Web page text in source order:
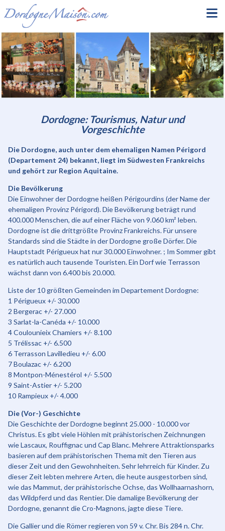
Dordogne: Tourismus, Natur und
Vorgeschichte
Die Dordogne, auch unter dem ehemaligen Namen Périgord
(Departement 24) bekannt, liegt im Südwesten Frankreichs
und gehört zur Region Aquitaine.
Die Bevölkerung
Die Einwohner der Dordogne heißen Périgourdins (der Name der
ehemaligen Provinz Périgord). Die Bevölkerung beträgt rund
400.000 Menschen, die auf einer Fläche von 9.060 km² leben.
Dordogne ist die drittgrößte Provinz Frankreichs. Für unsere
Standards sind die Städte in der Dordogne große Dörfer. Die
Hauptstadt Périgueux hat nur 30.000 Einwohner. ; Im Sommer gibt
es natürlich auch tausende Touristen. Ein Dorf wie Terrasson
wächst dann von 6.400 bis 20.000.
Liste der 10 größten Gemeinden im Departement Dordogne:
1 Périgueux +/- 30.000
2 Bergerac +/- 27.000
3 Sarlat-la-Canéda +/- 10.000
4 Coulounieix Chamiers +/- 8.100
5 Trélissac +/- 6.500
6 Terrasson Lavilledieu +/- 6.00
7 Boulazac +/- 6.200
8 Montpon-Ménestérol +/- 5.500
9 Saint-Astier +/- 5.200
10 Rampieux +/- 4.000
Die (Vor-) Geschichte
Die Geschichte der Dordogne beginnt 25.000 - 10.000 vor
Christus. Es gibt viele Höhlen mit prähistorischen Zeichnungen
wie Lascaux, Rouffignac und Cap Blanc. Mehrere Attraktionsparks
basieren auf dem prähistorischen Thema mit den Tieren aus
dieser Zeit und den Gewohnheiten. Sehr lehrreich für Kinder. Zu
dieser Zeit lebten mehrere Arten, die heute ausgestorben sind,
wie das Mammut, der prähistorische Ochse, das Wollhaarnashorn,
das Wildpferd und das Rentier. Die damalige Bevölkerung der
Dordogne, genannt die Cro-Magnons, jagte diese Tiere.
Die Gallier und die Römer regieren von 59 v. Chr. Bis 284 n. Chr.